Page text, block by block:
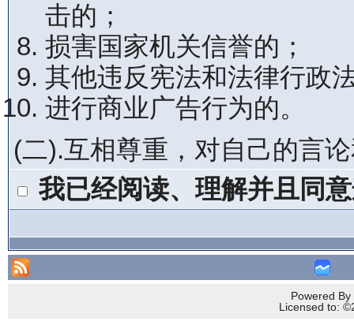
击的；
损害国家机关信誉的；
其他违反宪法和法律行政
进行商业广告行为的。
(二).互相尊重，对自己的言
我已经阅读、理解并且同
Powered
Licensed to: